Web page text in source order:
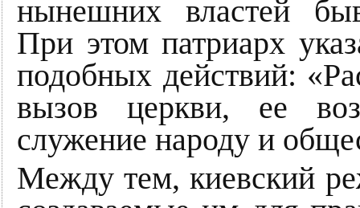
нынешних властей
При этом патриарх
подобных действий:
вызов церкви, ее
служение народу и
Между тем, киевский